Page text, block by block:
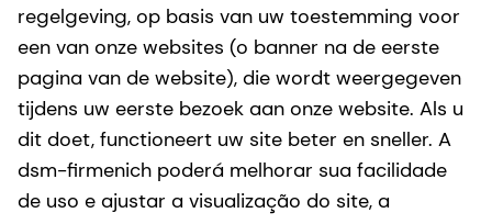
regelgeving, op basis van uw toestemming voor
een van onze websites (o banner na de eerste
pagina van de website), die wordt weergegeven
tijdens uw eerste bezoek aan onze website. Als u
dit doet, functioneert uw site beter en sneller. A
dsm-firmenich poderá melhorar sua facilidade
de uso e ajustar a visualização do site, a